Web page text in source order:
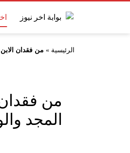
الرئيسية » من فقدان
من
المجد